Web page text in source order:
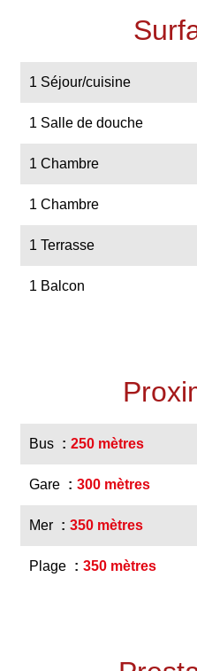
1 Séjour/cuisine
1 Salle de douche
1 Chambre
1 Chambre
1 Terrasse
1 Balcon
Bus 250 mètres
Gare 300 mètres
Mer 350 mètres
Plage 350 mètres